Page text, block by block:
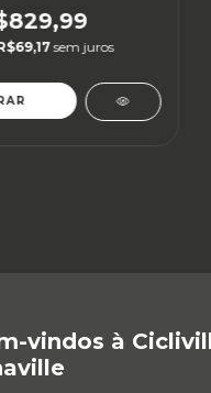
sem juros
vindos à